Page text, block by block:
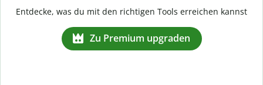
Entdecke, was du mit den richtigen Tools erreichen kannst
Zu Premium upgraden